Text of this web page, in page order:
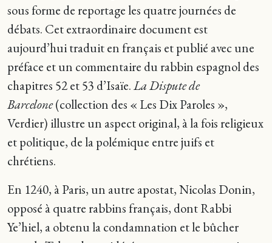
sous forme de reportage les quatre journées de
débats. Cet extraordinaire document est
aujourd’hui traduit en français et publié avec une
préface et un commentaire du rabbin espagnol des
chapitres 52 et 53 d’Isaïe.La Dispute de
Barcelone(collection des « Les Dix Paroles »,
Verdier) illustre un aspect original, à la fois religieux
et politique, de la polémique entre juifs et
chrétiens.
En 1240, à Paris, un autre apostat, Nicolas Donin,
opposé à quatre rabbins français, dont Rabbi
Ye’hiel, a obtenu la condamnation et le bûcher